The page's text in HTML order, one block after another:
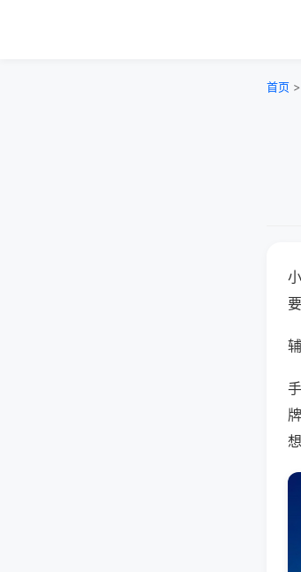
首页 >